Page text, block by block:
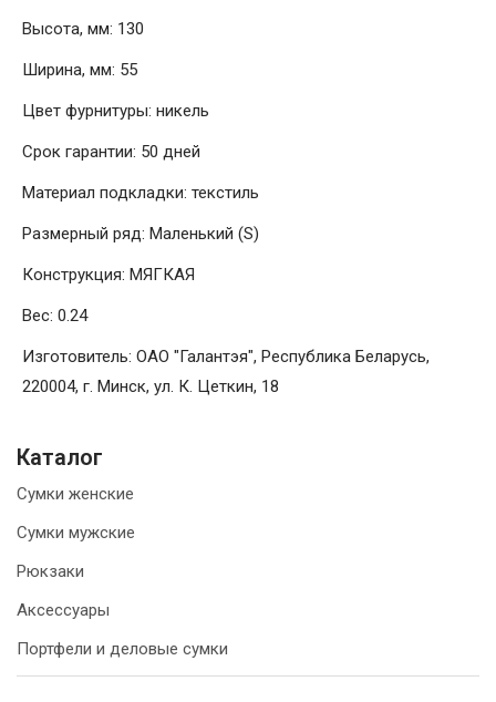
Высота, мм: 130
Ширина, мм: 55
Цвет фурнитуры: никель
Срок гарантии: 50 дней
Материал подкладки: текстиль
Размерный ряд: Маленький (S)
Конструкция: МЯГКАЯ
Вес: 0.24
Изготовитель: ОАО "Галантэя", Республика Беларусь,
220004, г. Минск, ул. К. Цеткин, 18
Каталог
Сумки женские
Сумки мужские
Рюкзаки
Аксессуары
Портфели и деловые сумки